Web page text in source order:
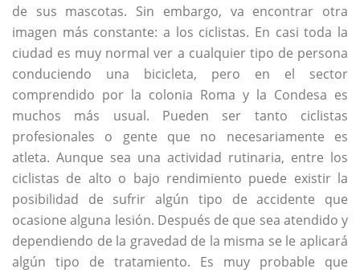
de sus mascotas. Sin embargo, va encontrar otra
imagen más constante: a los ciclistas. En casi toda la
ciudad es muy normal ver a cualquier tipo de persona
conduciendo una bicicleta, pero en el sector
comprendido por la colonia Roma y la Condesa es
muchos más usual. Pueden ser tanto ciclistas
profesionales o gente que no necesariamente es
atleta. Aunque sea una actividad rutinaria, entre los
ciclistas de alto o bajo rendimiento puede existir la
posibilidad de sufrir algún tipo de accidente que
ocasione alguna lesión. Después de que sea atendido y
dependiendo de la gravedad de la misma se le aplicará
algún tipo de tratamiento. Es muy probable que